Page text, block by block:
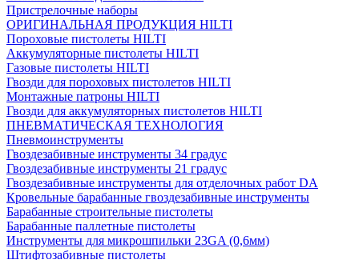
Пристрелочные наборы
ОРИГИНАЛЬНАЯ ПРОДУКЦИЯ HILTI
Пороховые пистолеты HILTI
Аккумуляторные пистолеты HILTI
Газовые пистолеты HILTI
Гвозди для пороховых пистолетов HILTI
Монтажные патроны HILTI
Гвозди для аккумуляторных пистолетов HILTI
ПНЕВМАТИЧЕСКАЯ ТЕХНОЛОГИЯ
Пневмоинструменты
Гвоздезабивные инструменты 34 градус
Гвоздезабивные инструменты 21 градус
Гвоздезабивные инструменты для отделочных работ DA
Кровельные барабанные гвоздезабивные инструменты
Барабанные строительные пистолеты
Барабанные паллетные пистолеты
Инструменты для микрошпильки 23GA (0,6мм)
Штифтозабивные пистолеты